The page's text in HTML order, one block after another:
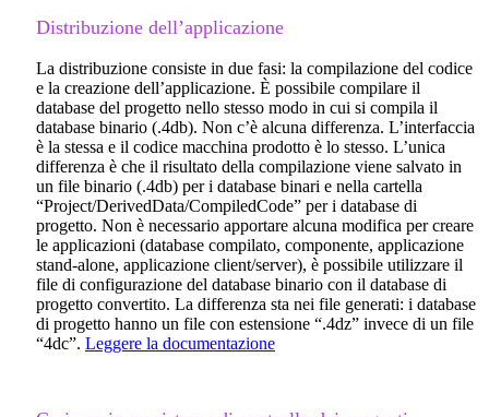
Distribuzione dell’applicazione
La distribuzione consiste in due fasi: la compilazione del codice
e la creazione dell’applicazione. È possibile compilare il
database del progetto nello stesso modo in cui si compila il
database binario (.4db). Non c’è alcuna differenza. L’interfaccia
è la stessa e il codice macchina prodotto è lo stesso. L’unica
differenza è che il risultato della compilazione viene salvato in
un file binario (.4db) per i database binari e nella cartella
“Project/DerivedData/CompiledCode” per i database di
progetto. Non è necessario apportare alcuna modifica per creare
le applicazioni (database compilato, componente, applicazione
stand-alone, applicazione client/server), è possibile utilizzare il
file di configurazione del database binario con il database di
progetto convertito. La differenza sta nei file generati: i database
di progetto hanno un file con estensione “.4dz” invece di un file
“4dc”. Leggere la documentazione